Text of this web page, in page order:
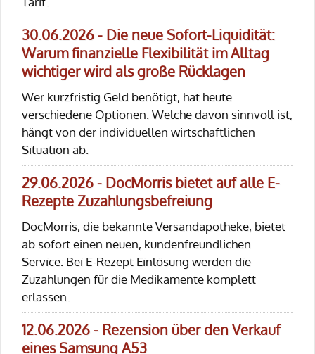
30.06.2026 - Die neue Sofort-Liquidität:
Warum finanzielle Flexibilität im Alltag
wichtiger wird als große Rücklagen
Wer kurzfristig Geld benötigt, hat heute
verschiedene Optionen. Welche davon sinnvoll ist,
hängt von der individuellen wirtschaftlichen
Situation ab.
29.06.2026 - DocMorris bietet auf alle E-
Rezepte Zuzahlungsbefreiung
DocMorris, die bekannte Versandapotheke, bietet
ab sofort einen neuen, kundenfreundlichen
Service: Bei E-Rezept Einlösung werden die
Zuzahlungen für die Medikamente komplett
erlassen.
12.06.2026 - Rezension über den Verkauf
eines Samsung A53